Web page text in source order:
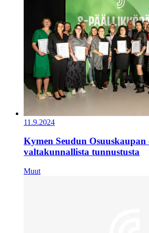
11.9.2024
Kymen Seudun Osuuskaupan
valtakunnallista tunnustusta
Muut